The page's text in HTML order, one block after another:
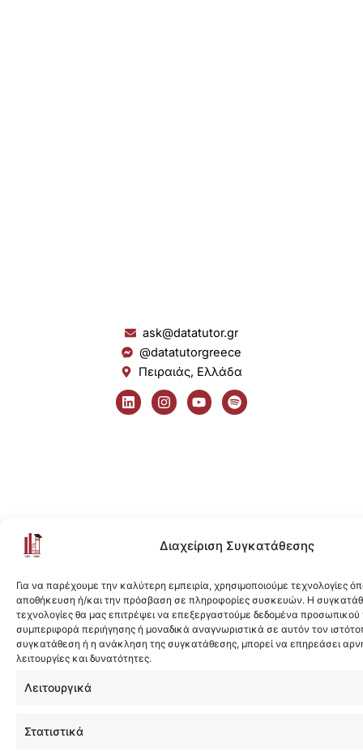
Διαχείριση Συγκατάθεσης
Για να παρέχουμε την καλύτερη εμπειρία, χρησιμοποιούμε τεχνολογίες
αποθήκευση ή/και την πρόσβαση σε πληροφορίες συσκευών. Η
τεχνολογίες θα μας επιτρέψει να επεξεργαστούμε δεδομένα
συμπεριφορά περιήγησης ή μοναδικά αναγνωριστικά σε αυτόν τον
συγκατάθεση ή η ανάκληση της συγκατάθεσης, μπορεί να επηρεάσει
λειτουργίες και δυνατότητες.
Λειτουργικά
Στατιστικά
ask@datatutor.gr
@datatutorgreece
Πειραιάς, Ελλάδα
L
i
n
I
n
s
Y
o
u
S
p
o